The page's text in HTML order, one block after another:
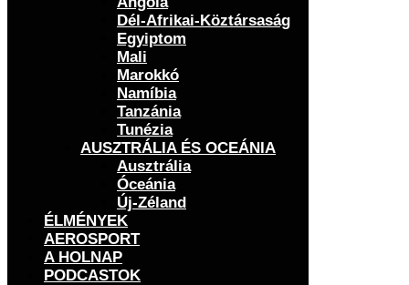
Dél-Afrikai-Köztársaság
Egyiptom
Mali
Marokkó
Namíbia
Tanzánia
Tunézia
AUSZTRÁLIA ÉS OCEÁNIA
Ausztrália
Óceánia
Új-Zéland
ÉLMÉNYEK
AEROSPORT
A HOLNAP
PODCASTOK